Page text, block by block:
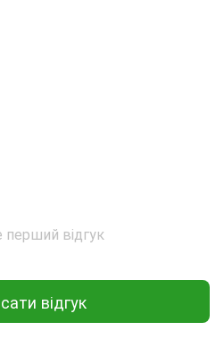
перший відгук
відгук